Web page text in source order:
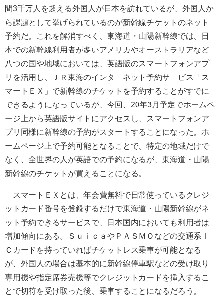
間3千万人を超える外国人が日本を訪れているが、外国人か
ら課題として挙げられているのが新幹線チケットのネット
予約だ。これを解消すべく、東海道・山陽新幹線では、日
本での新幹線利用者が多いアメリカやオーストラリアなど
八つの国や地域においては、英語版のスマートフォンアプ
リを活用し、ＪＲ東海のインターネット予約サービス「ス
マートＥＸ」で新幹線のチケットを予約することがすでに
できるようになっているが、今回、20年3月予定でホームペ
ージ上から英語版サイトにアクセスし、スマートフォンア
プリ同様に新幹線の予約がスタートすることになった。ホ
ームページ上で予約可能となることで、特定の地域だけで
なく、全世界の人が英語での予約になるが、東海道・山陽
新幹線のチケットが買えることになる。
スマートＥＸとは、年会費無料で日常使っているクレジ
ットカード番号を登録するだけで東海道・山陽新幹線がネ
ット予約できるサービスで、日本国内においても利用者は
増加傾向にある。ＳｕｉｃａやＰＡＳＭＯなどの交通系Ｉ
Ｃカードを持っていればチケットレス乗車が可能となる
が、外国人の場合は基本的に新幹線停車駅などの受け取り
専用機や指定席券売機等でクレジットカードを挿入するこ
とで切符を受け取った後、乗車することになるだろう。